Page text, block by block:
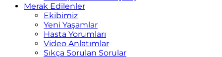
Merak Edilenler
Ekibimiz
Yeni Yaşamlar
Hasta Yorumları
Video Anlatımlar
Sıkça Sorulan Sorular